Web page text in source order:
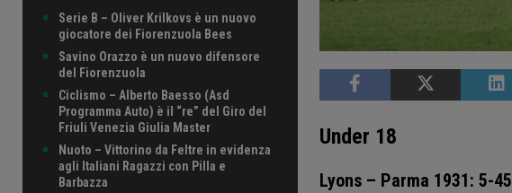
Under 18
Lyons – Parma 1931: 5-45
Serie B – Oliver Krilkovs è un nuovo
giocatore dei Fiorenzuola Bees
Savino Orazzo è un nuovo difensore
del Fiorenzuola
Ciclismo – Alberto Baesso (Asd
Programma Auto) è il “re” del Giro del
Friuli Venezia Giulia Master
Nuoto – Vittorino da Feltre in evidenza
agli Italiani Ragazzi con Pilla e
Barbazza